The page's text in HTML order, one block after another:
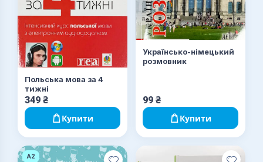
Польська мова за 4
тижні
349 ₴
Купити
Українсько-німецький
розмовник
99 ₴
Купити
A2